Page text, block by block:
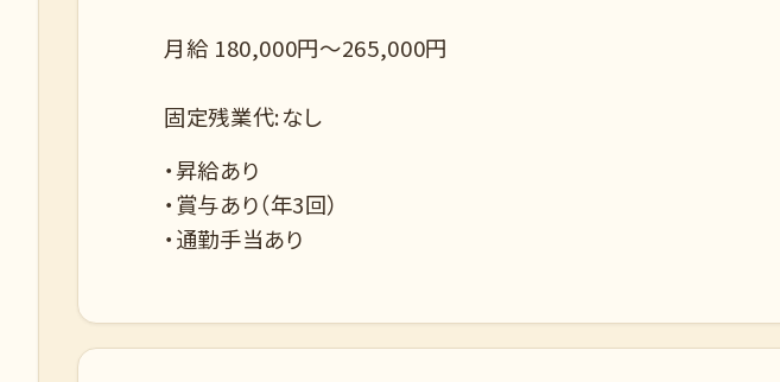
月給 180,000円～265,000円
固定残業代:なし
・昇給あり
・賞与あり（年3回）
・通勤手当あり